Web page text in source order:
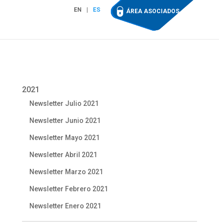
EN ES ÁREA ASOCIADOS
2021
Newsletter Julio 2021
Newsletter Junio 2021
Newsletter Mayo 2021
Newsletter Abril 2021
Newsletter Marzo 2021
Newsletter Febrero 2021
Newsletter Enero 2021